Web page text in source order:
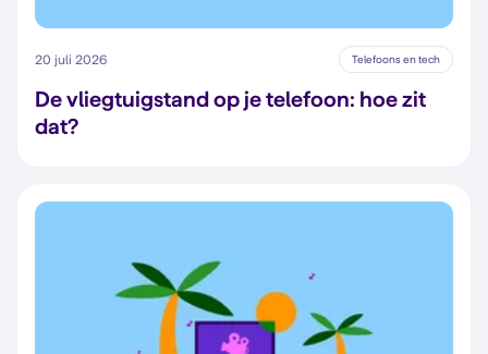
20 juli 2026 Telefoons en tech
De vliegtuigstand op je telefoon: hoe zit
dat?